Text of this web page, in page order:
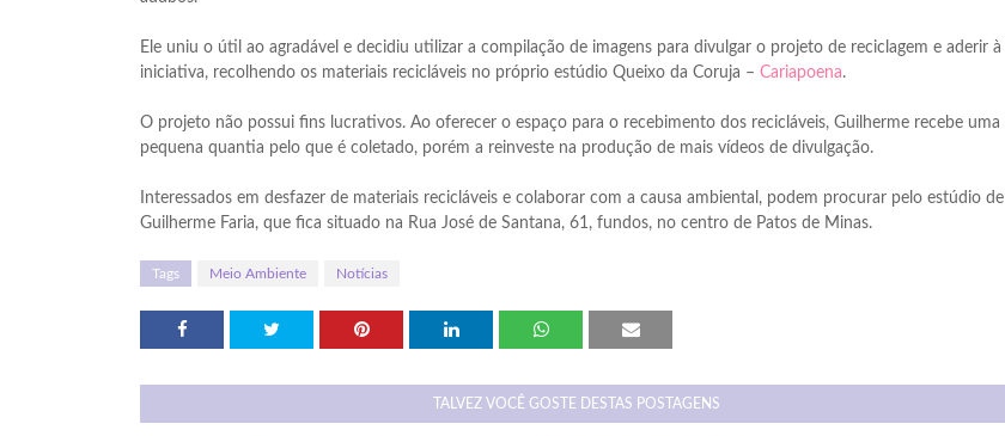
Ele uniu o útil ao agradável e decidiu utilizar a compilação de imagens para divulgar o projeto de reciclagem e aderir à
iniciativa, recolhendo os materiais recicláveis no próprio estúdio Queixo da Coruja – Cariapoena.
O projeto não possui fins lucrativos. Ao oferecer o espaço para o recebimento dos recicláveis, Guilherme recebe uma
pequena quantia pelo que é coletado, porém a reinveste na produção de mais vídeos de divulgação.
Interessados em desfazer de materiais recicláveis e colaborar com a causa ambiental, podem procurar pelo estúdio de
Guilherme Faria, que fica situado na Rua José de Santana, 61, fundos, no centro de Patos de Minas.
Tags Meio Ambiente Notícias
TALVEZ VOCÊ GOSTE DESTAS POSTAGENS